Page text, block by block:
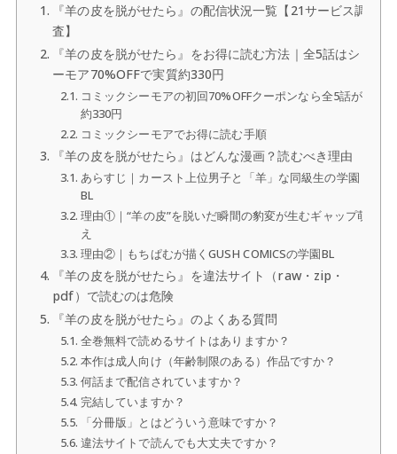
『羊の皮を脱がせたら』の配信状況一覧【21サービス調
査】
『羊の皮を脱がせたら』をお得に読む方法｜全5話はシ
ーモア70%OFFで実質約330円
コミックシーモアの初回70%OFFクーポンなら全5話が
約330円
コミックシーモアでお得に読む手順
『羊の皮を脱がせたら』はどんな漫画？読むべき理由
あらすじ｜カースト上位男子と「羊」な同級生の学園
BL
理由①｜“羊の皮”を脱いだ瞬間の豹変が生むギャップ萌
え
理由②｜もちぱむが描くGUSH COMICSの学園BL
『羊の皮を脱がせたら』を違法サイト（raw・zip・
pdf）で読むのは危険
『羊の皮を脱がせたら』のよくある質問
全巻無料で読めるサイトはありますか？
本作は成人向け（年齢制限のある）作品ですか？
何話まで配信されていますか？
完結していますか？
「分冊版」とはどういう意味ですか？
違法サイトで読んでも大丈夫ですか？